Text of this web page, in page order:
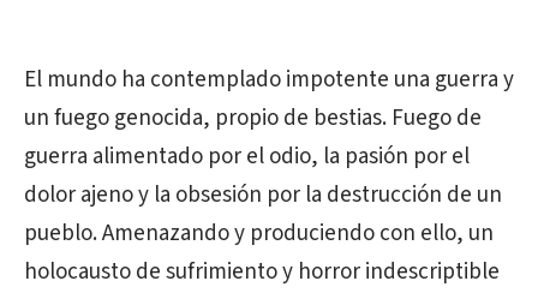
El mundo ha contemplado impotente una guerra y
un fuego genocida, propio de bestias. Fuego de
guerra alimentado por el odio, la pasión por el
dolor ajeno y la obsesión por la destrucción de un
pueblo. Amenazando y produciendo con ello, un
holocausto de sufrimiento y horror indescriptible